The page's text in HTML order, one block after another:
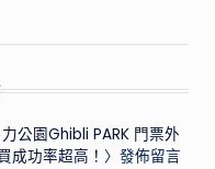
公園Ghibli PARK 門票外
成功率超高！ 〉發佈留言